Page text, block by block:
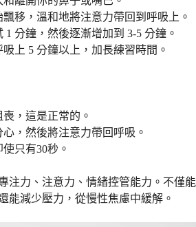
移，溫和地將注意力帶回到呼吸上。
1 分鐘，然後逐漸增加到 3-5 分鐘。
上 5 分鐘以上，加長練習時間。
，這是正常的。
，然後將注意力帶回呼吸。
只有30秒。
注力、注意力、情緒控管能力。不僅能
能減少壓力，從慢性焦慮中緩解。